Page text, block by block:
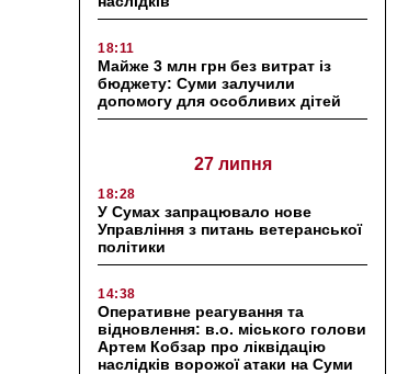
18:11
Майже 3 млн грн без витрат із
бюджету: Суми залучили
допомогу для особливих дітей
27 липня
18:28
У Сумах запрацювало нове
Управління з питань ветеранської
політики
14:38
Оперативне реагування та
відновлення: в.о. міського голови
Артем Кобзар про ліквідацію
наслідків ворожої атаки на Суми